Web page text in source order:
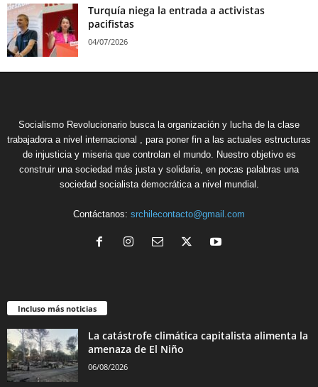
Turquía niega la entrada a activistas
pacifistas
04/07/2026
Socialismo Revolucionario busca la organización y lucha de la clase
trabajadora a nivel internacional , para poner fin a las actuales estructuras
de injusticia y miseria que controlan el mundo. Nuestro objetivo es
construir una sociedad más justa y solidaria, en pocas palabras una
sociedad socialista democrática a nivel mundial.
Contáctanos: srchilecontacto@gmail.com
Incluso más noticias
La catástrofe climática capitalista alimenta la
amenaza de El Niño
06/08/2026